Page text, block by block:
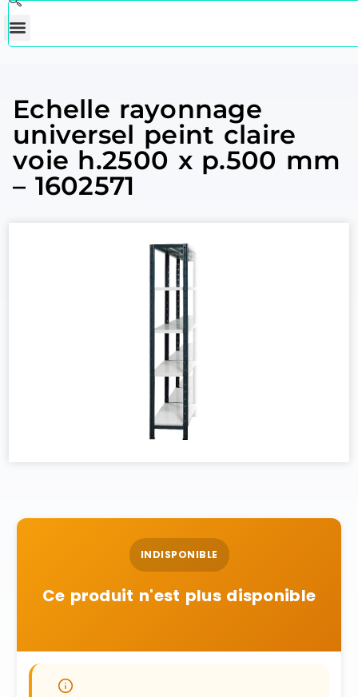
Echelle rayonnage
universel peint claire
voie h.2500 x p.500 mm
– 1602571
INDISPONIBLE
Ce produit n'est plus disponible